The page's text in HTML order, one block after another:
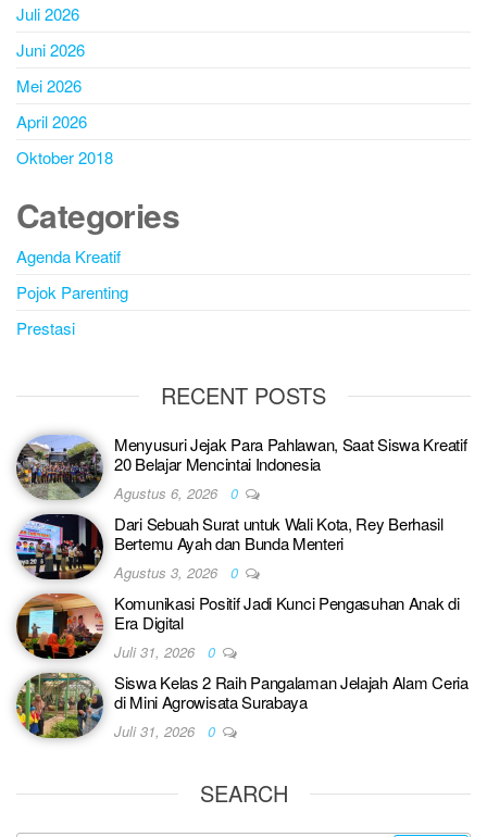
Juli 2026
Juni 2026
Mei 2026
April 2026
Oktober 2018
Categories
Agenda Kreatif
Pojok Parenting
Prestasi
RECENT POSTS
Menyusuri Jejak Para Pahlawan, Saat Siswa Kreatif
20 Belajar Mencintai Indonesia
Agustus 6, 2026 0
Dari Sebuah Surat untuk Wali Kota, Rey Berhasil
Bertemu Ayah dan Bunda Menteri
Agustus 3, 2026 0
Komunikasi Positif Jadi Kunci Pengasuhan Anak di
Era Digital
Juli 31, 2026 0
Siswa Kelas 2 Raih Pangalaman Jelajah Alam Ceria
di Mini Agrowisata Surabaya
Juli 31, 2026 0
SEARCH